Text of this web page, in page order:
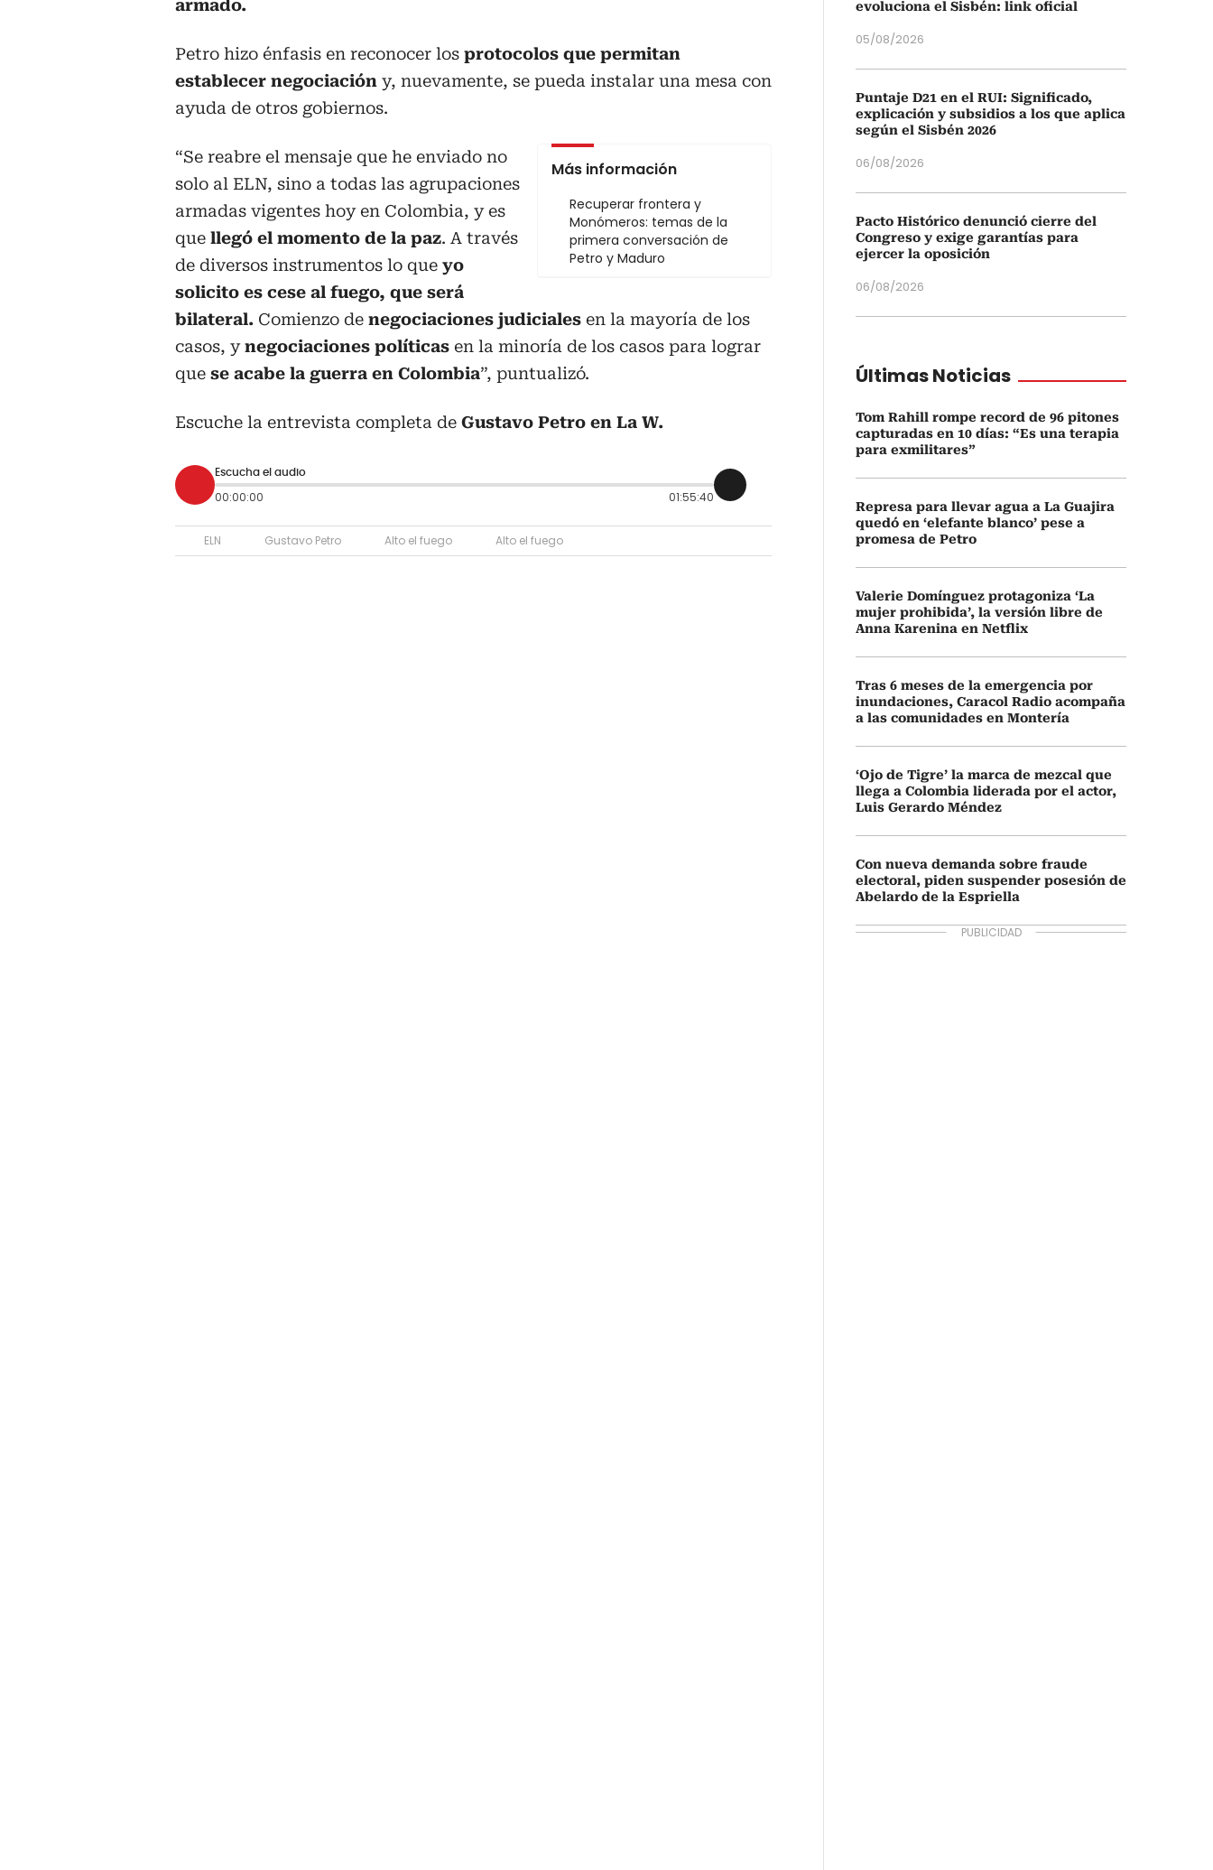
armado.
Petro hizo énfasis en reconocer los protocolos que permitan
establecer negociación y, nuevamente, se pueda instalar una mesa con
ayuda de otros gobiernos.
Más información
Recuperar frontera y
Monómeros: temas de la
primera conversación de
Petro y Maduro
“Se reabre el mensaje que he enviado no
solo al ELN, sino a todas las agrupaciones
armadas vigentes hoy en Colombia, y es
que llegó el momento de la paz. A través
de diversos instrumentos lo que yo
solicito es cese al fuego, que será
bilateral. Comienzo de negociaciones judiciales en la mayoría de los
casos, ynegociaciones políticas en la minoría de los casos para lograr
que se acabe la guerra en Colombia”, puntualizó.
Escuche la entrevista completa de Gustavo Petro en La W.
Escucha el audio
00:00:00 01:55:40
ELN Gustavo Petro Alto el fuego Alto el fuego
evoluciona el Sisbén: link oficial
05/08/2026
Puntaje D21 en el RUI: Significado,
explicación y subsidios a los que aplica
según el Sisbén 2026
06/08/2026
Pacto Histórico denunció cierre del
Congreso y exige garantías para
ejercer la oposición
06/08/2026
Últimas Noticias
Tom Rahill rompe record de 96 pitones
capturadas en 10 días: “Es una terapia
para exmilitares”
Represa para llevar agua a La Guajira
quedó en ‘elefante blanco’ pese a
promesa de Petro
Valerie Domínguez protagoniza ‘La
mujer prohibida’, la versión libre de
Anna Karenina en Netflix
Tras 6 meses de la emergencia por
inundaciones, Caracol Radio acompaña
a las comunidades en Montería
‘Ojo de Tigre’ la marca de mezcal que
llega a Colombia liderada por el actor,
Luis Gerardo Méndez
Con nueva demanda sobre fraude
electoral, piden suspender posesión de
Abelardo de la Espriella